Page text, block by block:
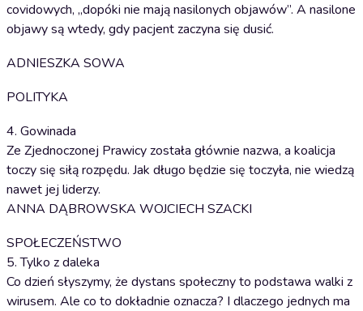
covidowych, „dopóki nie mają nasilonych objawów”. A nasilone
objawy są wtedy, gdy pacjent zaczyna się dusić.
ADNIESZKA SOWA
POLITYKA
4. Gowinada
Ze Zjednoczonej Prawicy została głównie nazwa, a koalicja
toczy się siłą rozpędu. Jak długo będzie się toczyła, nie wiedzą
nawet jej liderzy.
ANNA DĄBROWSKA WOJCIECH SZACKI
SPOŁECZEŃSTWO
5. Tylko z daleka
Co dzień słyszymy, że dystans społeczny to podstawa walki z
wirusem. Ale co to dokładnie oznacza? I dlaczego jednych ma